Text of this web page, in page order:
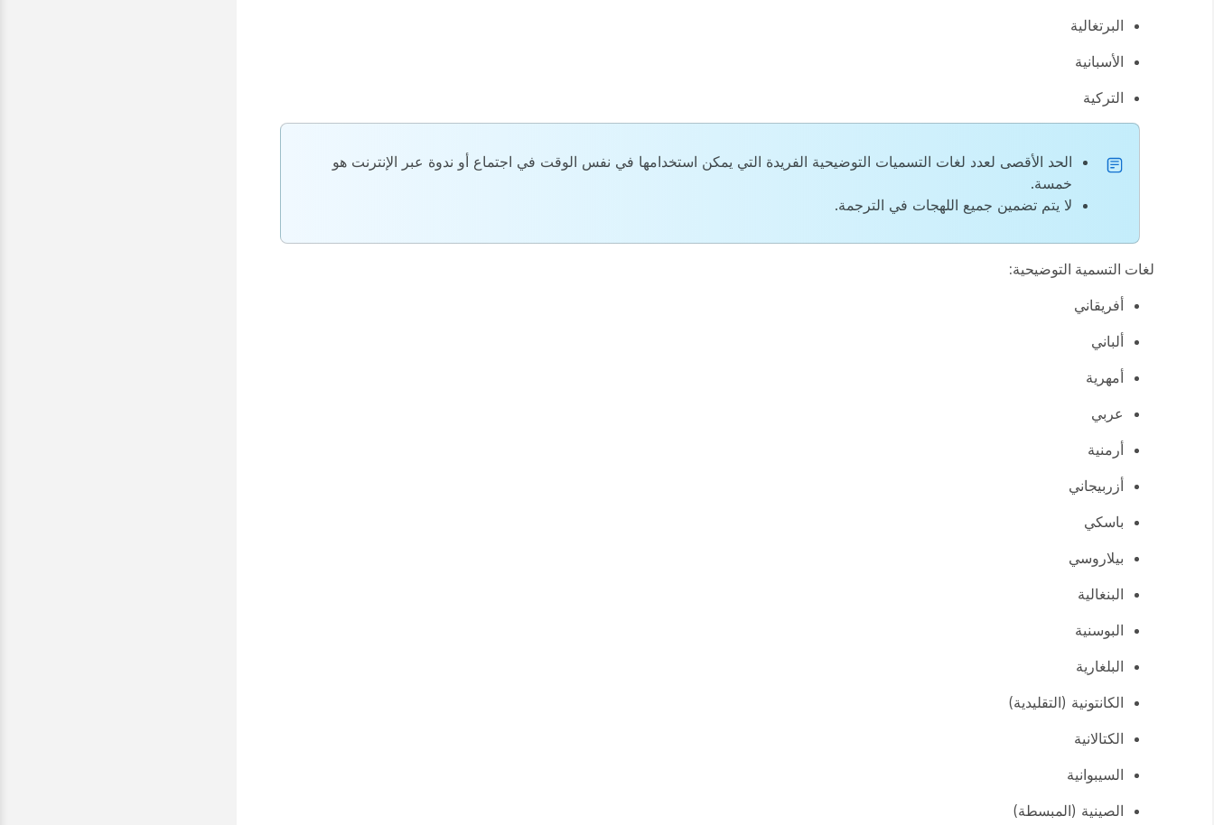
البرتغالية
الأسبانية
التركية
الحد الأقصى لعدد لغات التسميات التوضيحية الفريدة التي يمكن استخدامها في نفس الوقت في اجتماع أو ندوة عبر الإنترنت هو
خمسة.
لا يتم تضمين جميع اللهجات في الترجمة.
لغات التسمية التوضيحية:
أفريقاني
ألباني
أمهرية
عربي
أرمنية
أزربيجاني
باسكي
بيلاروسي
البنغالية
البوسنية
البلغارية
الكانتونية (التقليدية)
الكتالانية
السيبوانية
الصينية (المبسطة)